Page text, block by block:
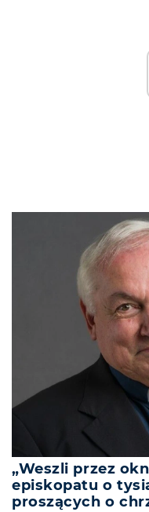
„Weszli przez
episkopatu o
proszących o